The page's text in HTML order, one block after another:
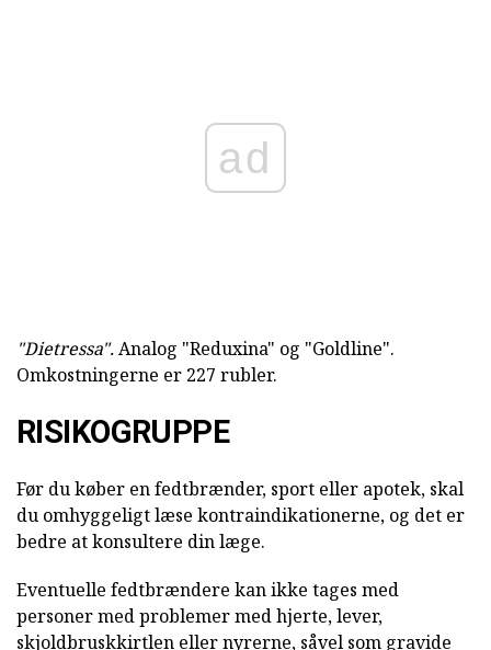
ad
"Dietressa".Analog "Reduxina" og "Goldline".
Omkostningerne er 227 rubler.
RISIKOGRUPPE
Før du køber en fedtbrænder, sport eller apotek, skal
du omhyggeligt læse kontraindikationerne, og det er
bedre at konsultere din læge.
Eventuelle fedtbrændere kan ikke tages med
personer med problemer med hjerte, lever,
skjoldbruskkirtlen eller nyrerne, såvel som gravide